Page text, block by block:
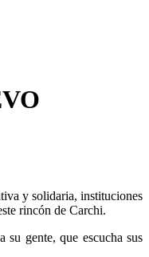
y solidaria, instituciones
rincón de Carchi.
gente, que escucha sus